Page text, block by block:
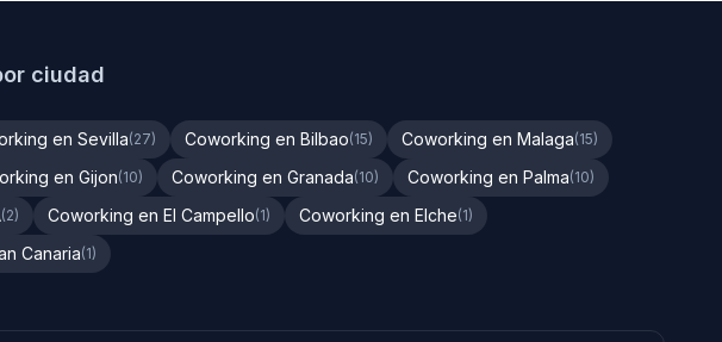
ciudad
en Sevilla(27) Coworking en Bilbao(15) Coworking en Malaga(15)
en Gijon(10) Coworking en Granada(10) Coworking en Palma(10)
(2) Coworking en El Campello(1) Coworking en Elche(1)
Canaria(1)